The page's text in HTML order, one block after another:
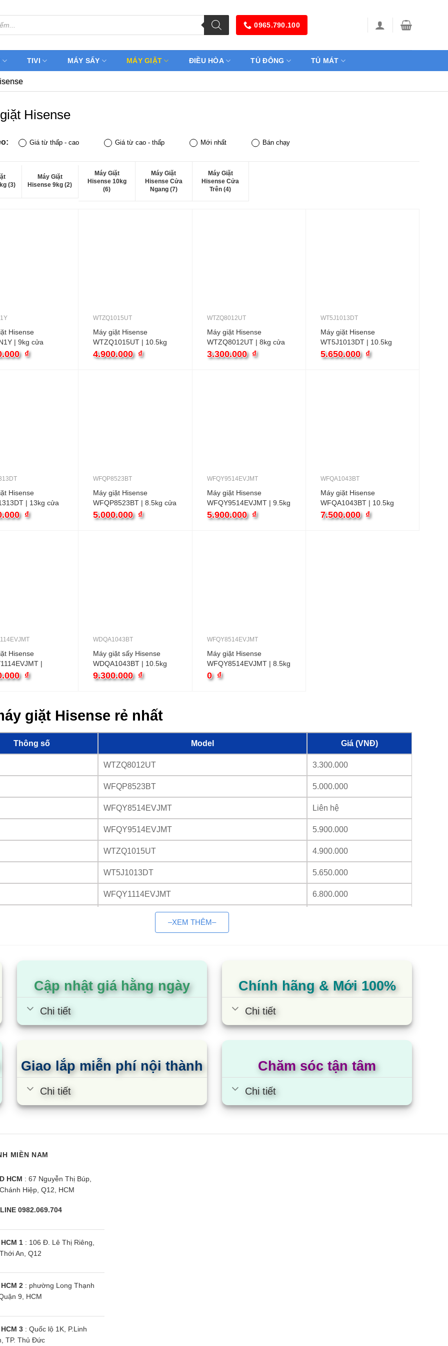
0965.790.100
TIVI MÁY SẤY MÁY GIẶT ĐIỀU HÒA TỦ ĐÔNG TỦ MÁT
Hisense
Giá từ thấp - cao Giá từ cao - thấp Mới nhất Bán chạy
(3)
Máy Giặt
Hisense 9kg (2)
Máy Giặt
Hisense 10kg
(6)
Máy Giặt
Hisense Cửa
Ngang (7)
Máy Giặt
Hisense Cửa
Trên (4)
Hisense
| 9kg cửa
inverter₫
WTZQ1015UT
Máy giặt Hisense
WTZQ1015UT | 10.5kg
cửa trên
4.900.000 ₫
WTZQ8012UT
Máy giặt Hisense
WTZQ8012UT | 8kg cửa
trên
3.300.000 ₫
WT5J1013DT
Máy giặt Hisense
WT5J1013DT | 10.5kg
cửa trên
5.650.000 ₫
Hisense
| 13kg cửa
₫
WFQP8523BT
Máy giặt Hisense
WFQP8523BT | 8.5kg cửa
ngang
5.000.000 ₫
WFQY9514EVJMT
Máy giặt Hisense
WFQY9514EVJMT | 9.5kg
cửa ngang inverter
5.900.000 ₫
WFQA1043BT
Máy giặt Hisense
WFQA1043BT | 10.5kg
cửa ngang inverter
7.500.000 ₫
Hisense
|
cửa ngang inverter
₫
WDQA1043BT
Máy giặt sấy Hisense
WDQA1043BT | 10.5kg
cửa ngang inverter
9.300.000 ₫
WFQY8514EVJMT
Máy giặt Hisense
WFQY8514EVJMT | 8.5kg
cửa ngang inverter
0 ₫
giặt Hisense rẻ nhất
Thông số Model Giá (VNĐ)
WTZQ8012UT 3.300.000
WFQP8523BT 5.000.000
WFQY8514EVJMT Liên hệ
WFQY9514EVJMT 5.900.000
WTZQ1015UT 4.900.000
WT5J1013DT 5.650.000
WFQY1114EVJMT 6.800.000
WFQA1043BT
WT5J1313DT
thương hiệu
gốc, xuất xứ
Sơn Đông, Trung Quốc.
Hisense được sản xuất hầu hết ở Trung Quốc hoặc một số nước thứ 3 như Việt Nam, Thái Lan… Dù
xuất tại nước nào thì sản phẩm mang thương hiệu Hisense vẫn luôn đạt tiêu chuẩn chất lượng do hãng
bảo hành tính theo ngày xuất kho. Động cơ biến tần (Inverter) bảo hành trọn đời.
30 tháng bảo hành tính theo ngày xuất kho. Động cơ không biến tần (Inverter) bảo hành 6 năm.
về hãng máy giặt Hisense
hiệu Hisense được trang bị rất nhiều công nghệ mang đến hiệu quả giặt tối ưu, độ bền cho thiết bị. Cụ
giặt Raindrop được thiết kế hình giọt mưa độc đáo với những lỗ lồi lõm thông minh kết hợp với hệ
phun nước dạng lưới, giúp loại bỏ tối đa các chất bẩn trên quần áo mà không làm hư hại sợi vải.
–XEM THÊM–
Cập nhật giá hằng ngày
Chi tiết
Chính hãng & Mới 100%
Chi tiết
Giao lắp miễn phí nội thành
Chi tiết
Chăm sóc tận tâm
Chi tiết
MIỀN NAM
HCM : 67 Nguyễn Thị Búp,
Hiệp, Q12, HCM
0982.069.704
1: 106 Đ. Lê Thị Riêng,
An, Q12
2: phường Long Thạnh
9, HCM
3: Quốc lộ 1K, P.Linh
TP. Thủ Đức